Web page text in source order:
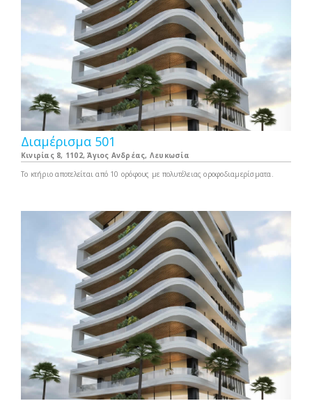
Διαμέρισμα 501
Κινιρίας 8, 1102, Άγιος Ανδρέας, Λευκωσία
Το κτήριο αποτελείται από 10 ορόφους με πολυτέλειας οροφοδιαμερίσματα.